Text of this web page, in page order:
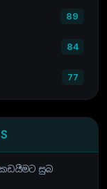
89
84
77
කඩයීමට සුබ